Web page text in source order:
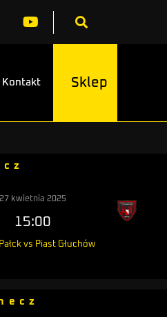
Kontakt Sklep
27 kwietnia 2025
15:00
vs Piast Głuchów